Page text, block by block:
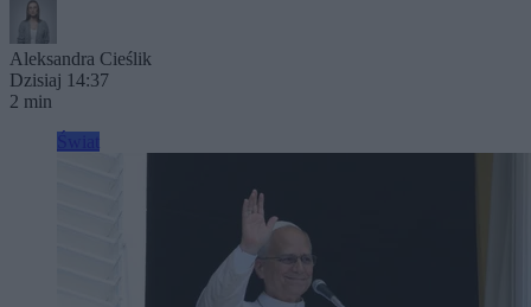
Aleksandra Cieślik
Dzisiaj 14:37
2 min